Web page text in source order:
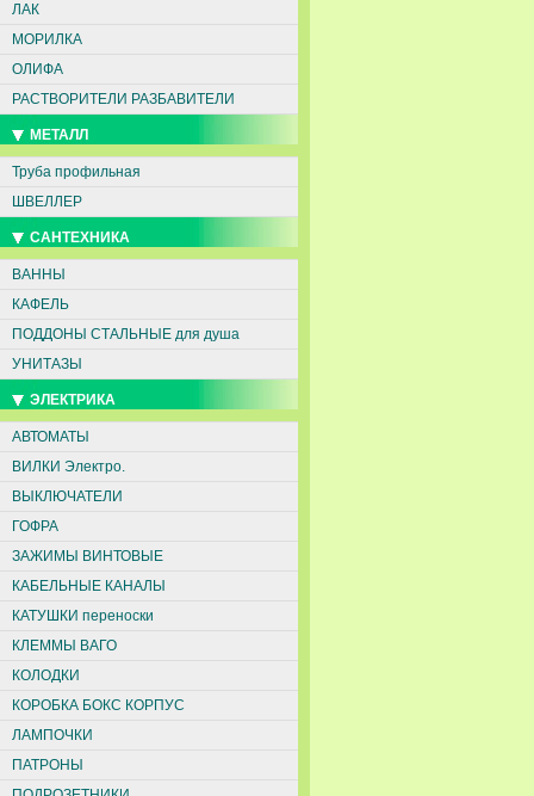
ЛАК
МОРИЛКА
ОЛИФА
РАСТВОРИТЕЛИ РАЗБАВИТЕЛИ
МЕТАЛЛ
Труба профильная
ШВЕЛЛЕР
САНТЕХНИКА
ВАННЫ
КАФЕЛЬ
ПОДДОНЫ СТАЛЬНЫЕ для душа
УНИТАЗЫ
ЭЛЕКТРИКА
АВТОМАТЫ
ВИЛКИ Электро.
ВЫКЛЮЧАТЕЛИ
ГОФРА
ЗАЖИМЫ ВИНТОВЫЕ
КАБЕЛЬНЫЕ КАНАЛЫ
КАТУШКИ переноски
КЛЕММЫ ВАГО
КОЛОДКИ
КОРОБКА БОКС КОРПУС
ЛАМПОЧКИ
ПАТРОНЫ